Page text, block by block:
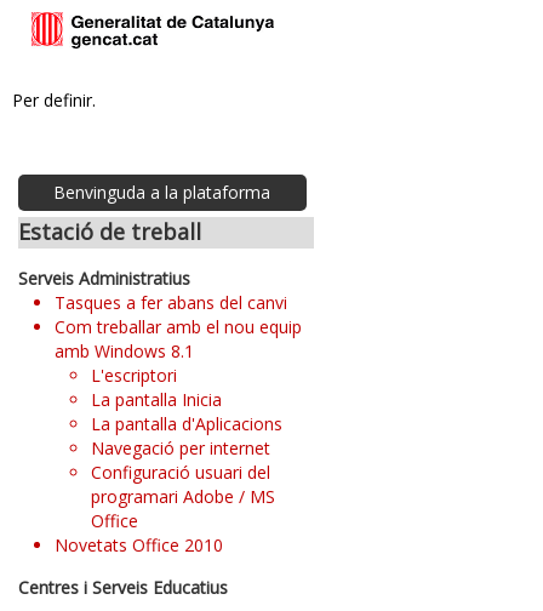
Benvinguda a la plataforma
Estació de treball
Serveis Administratius
Tasques a fer abans del canvi
Com treballar amb el nou equip
amb Windows 8.1
L'escriptori
La pantalla Inicia
La pantalla d'Aplicacions
Navegació per internet
Configuració usuari del
programari Adobe / MS
Office
Novetats Office 2010
Centres i Serveis Educatius
Per definir.